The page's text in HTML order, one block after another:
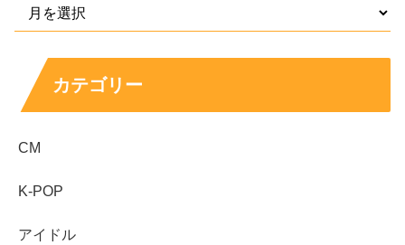
カテゴリー
CM
K-POP
アイドル